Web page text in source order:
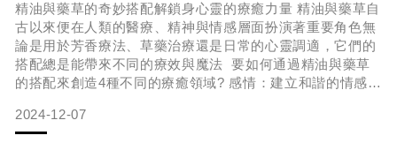
精油與藥草的奇妙搭配解鎖身心靈的療癒力量 精油與藥草自
古以來便在人類的醫療、精神與情感層面扮演著重要角色無
論是用於芳香療法、草藥治療還是日常的心靈調適，它們的
搭配總是能帶來不同的療效與魔法 要如何通過精油與藥草
的搭配來創造4種不同的療癒領域? 感情：建立和諧的情感關
與接納的能量。精油與藥草的搭配在這方面具有深刻的效
果。常見的搭配包括：薰衣草精油 + 玫瑰花瓣：薰衣草精油
2024-12-07